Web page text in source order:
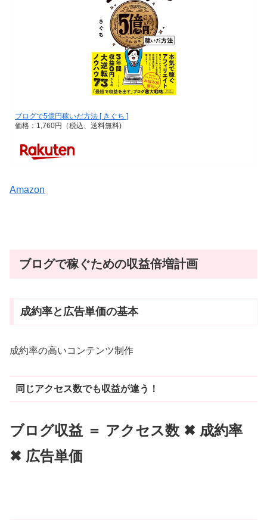
ブログで5億円稼いだ方法 [ きぐち ]
価格：1,760円（税込、送料無料)
Amazon
ブログで稼ぐための収益倍増計画
成約率と広告単価の基本
成約率の高いコンテンツ制作
同じアクセス数でも収益が違う！
ブログ収益 ＝ アクセス数 ✖ 成約率
✖ 広告単価